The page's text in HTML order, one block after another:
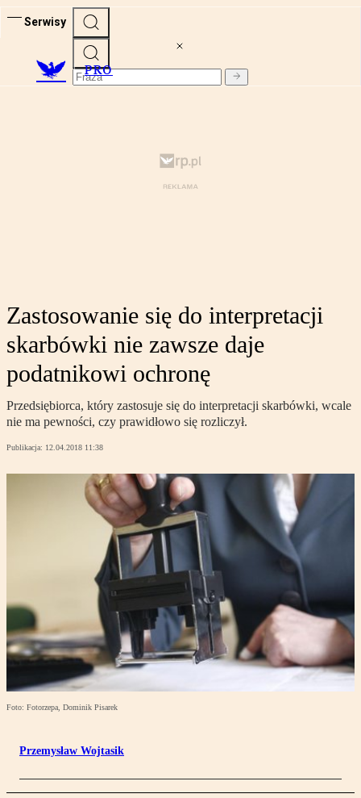
Serwisy
PRO
Zastosowanie się do interpretacji
skarbówki nie zawsze daje
podatnikowi ochronę
Przedsiębiorca, który zastosuje się do interpretacji skarbówki, wcale
nie ma pewności, czy prawidłowo się rozliczył.
Publikacja: 12.04.2018 11:38
Foto: Fotorzepa, Dominik Pisarek
Przemysław Wojtasik